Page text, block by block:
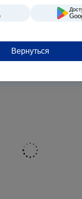
Вернуться